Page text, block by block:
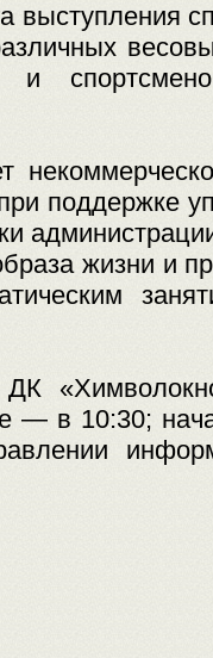
выступления
и
поддержке
жизни и
— в 10:30;